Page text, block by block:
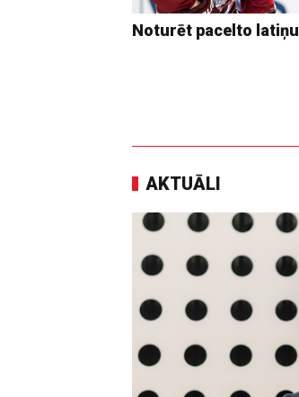
Noturēt pacelto latiņu
AKTUĀLI